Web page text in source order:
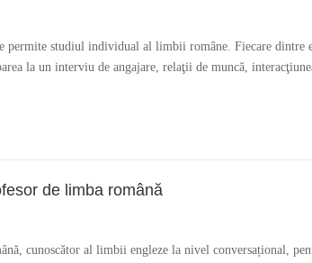
permite studiul individual al limbii române. Fiecare
la un interviu de angajare, relaţii de muncă,
de limba română
cunoscător al limbii engleze la nivel conversațional,